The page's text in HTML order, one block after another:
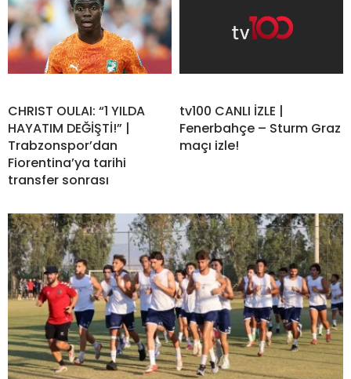
CHRIST OULAI: “1 YILDA
HAYATIM DEĞİŞTİ!” |
Trabzonspor’dan
Fiorentina’ya tarihi
transfer sonrası
tv100 CANLI İZLE |
Fenerbahçe – Sturm Graz
maçı izle!